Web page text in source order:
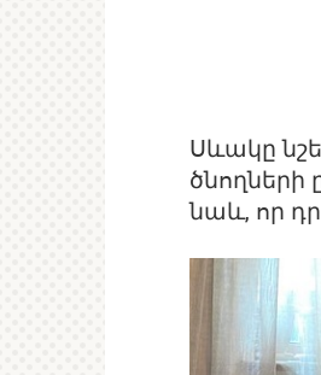
Սևակը
ծնողների
նաև, որ